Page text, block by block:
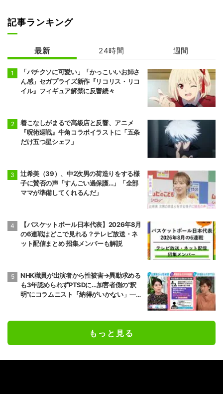
記事ランキング
最新 24時間 週間
「バチクソに可愛い」「かっこいいお姉さ
ん感」セガプライズ新作『リコリス・リコ
イル』フィギュア解禁に反響続々
着こなしがまるで高級店と反響、アニメ
『呪術廻戦』牛角コラボイラストに「五条
だけ五つ星シェフ」
辻希美（39）、中2次男の荷造りをする様
子に賛否の声「すんごい過保護…」「全部
ママが準備してくれるんだ」
【バスケットボール日本代表】2026年8月
の6連戦はどこで見れる？テレビ放送・ネ
ット配信まとめ 招集メンバーも解説
NHK職員が出演者から性被害→異動求める
も3年認められずPTSDに…加害者側の“釈
明”にコラムニスト「納得がいかない」一方
もっと見る